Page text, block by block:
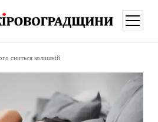
меню
сниться колишній